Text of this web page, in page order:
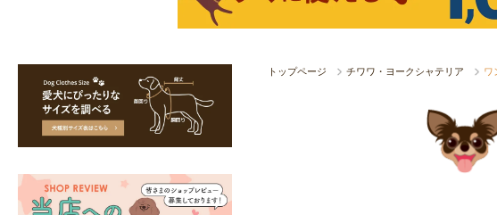
トップページ チワワ・ヨークシャテリア ワ